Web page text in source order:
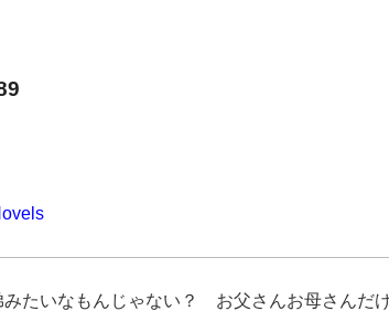
みたいなもんじゃない？ お父さんお母さんだ